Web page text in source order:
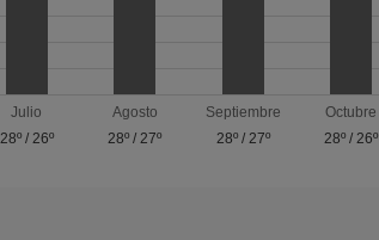
Julio
28º/ 26º
Agosto
28º / 27º
Septiembre
28º/ 27º
Octubre
28º / 26º